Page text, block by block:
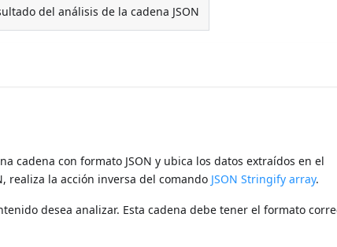
del análisis de la cadena JSON
cadena con formato JSON y ubica los datos extraídos en el
realiza la acción inversa del comando JSON Stringify array.
desea analizar. Esta cadena debe tener el formato